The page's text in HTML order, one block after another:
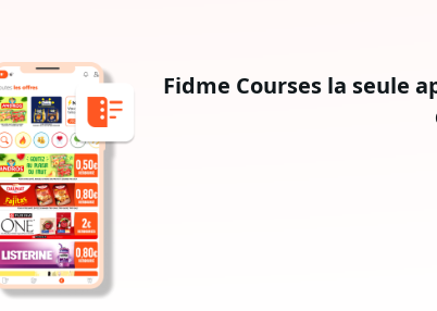
Fidme Courses la seule